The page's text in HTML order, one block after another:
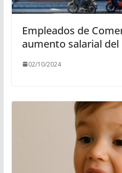
Empleados de
aumento salarial del
02/10/2024